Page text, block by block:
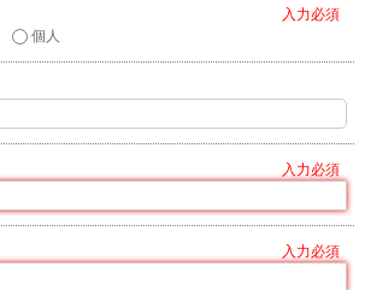
個人